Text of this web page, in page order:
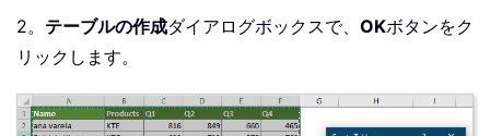
2。 テーブルの作成ダイアログボックスで、 OKボタンをク
リックします。